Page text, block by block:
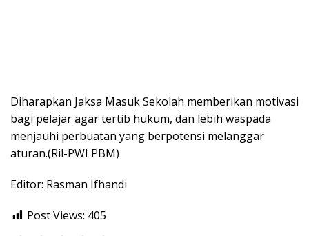
Diharapkan Jaksa Masuk Sekolah memberikan motivasi
bagi pelajar agar tertib hukum, dan lebih waspada
menjauhi perbuatan yang berpotensi melanggar
aturan.(Ril-PWI PBM)
Editor: Rasman Ifhandi
Post Views: 405